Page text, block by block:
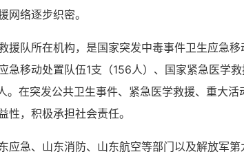
络逐步织密。
援队所在机构，是国家突发中毒事件卫生应急移
急移动处置队伍1支（156人）、国家紧急医学救
。在突发公共卫生事件、紧急医学救援、重大活
，积极承担社会责任。
急、山东消防、山东航空等部门以及解放军第